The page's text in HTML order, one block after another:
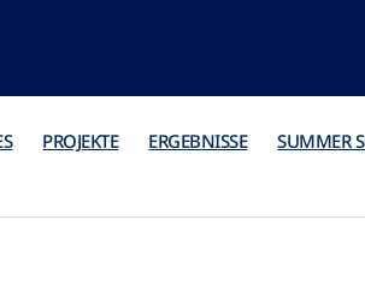
PROJEKTE ERGEBNISSE SUMMER